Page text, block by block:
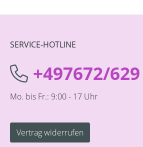
SERVICE-HOTLINE
+497672/629
Mo. bis Fr.: 9:00 - 17 Uhr
Vertrag widerrufen